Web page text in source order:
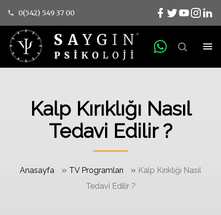
0(542) 549 37 00
Kalp Kırıklığı Nasıl
Tedavi Edilir ?
Anasayfa » TV Programları » Kalp Kırıklığı Nasıl
Tedavi Edilir ?